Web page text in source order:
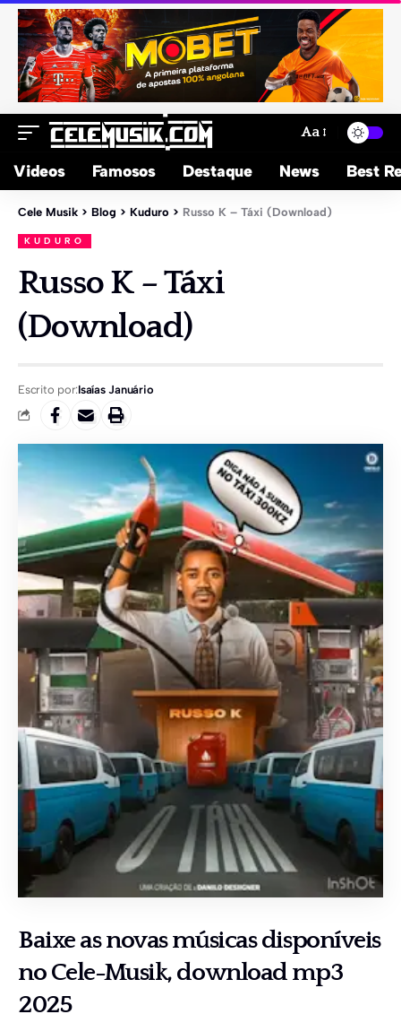
Aa
Videos Famosos Destaque News Best
Cele Musik > Blog > Kuduro > Russo K – Táxi (Download)
KUDURO
Russo K – Táxi
(Download)
Escrito por:Isaías Januário
Baixe as novas músicas disponíveis
noCele-Musik, download mp3
2025